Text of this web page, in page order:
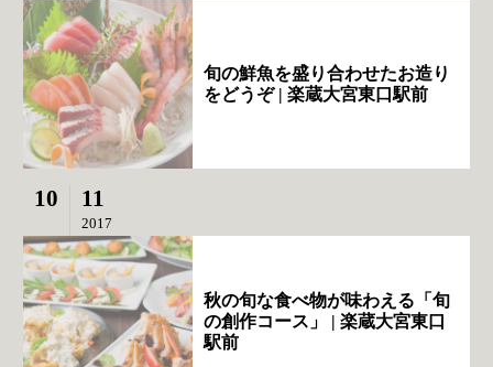
旬の鮮魚を盛り合わせたお造り
をどうぞ | 楽蔵大宮東口駅前
10 11
2017
秋の旬な食べ物が味わえる「旬
の創作コース」 | 楽蔵大宮東口
駅前